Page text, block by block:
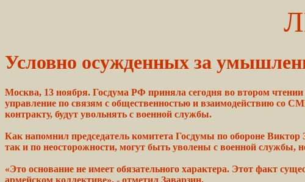
Условно осужденных за
Москва, 13 ноября. Госдума РФ приняла сегодня во втором
управление по связям с общественностью и взаимодействию со
контракту, будут увольнять с военной службы.
Как напомнил председатель комитета Госдумы по обороне Виктор
так и по неосторожности, могут быть уволены с военной службы,
«Это основание не имеет обязательного характера. Этот факт
армейском коллективе», - отметил Заварзин.